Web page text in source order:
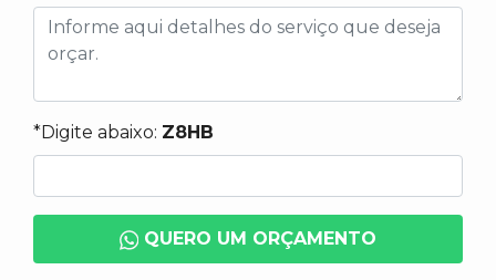
*Digite abaixo: Z8HB
QUERO UM ORÇAMENTO